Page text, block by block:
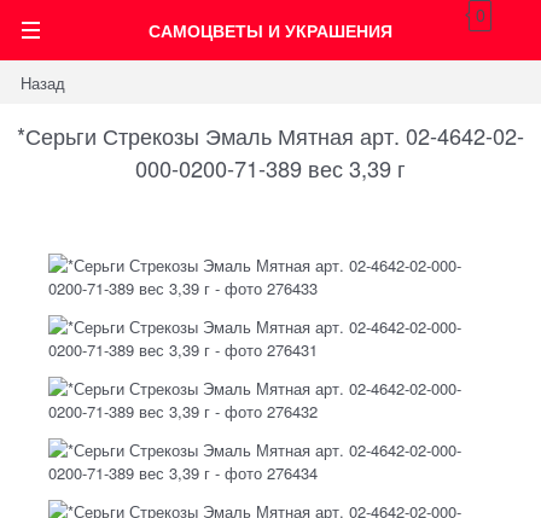
САМОЦВЕТЫ И УКРАШЕНИЯ
0
Назад
*Серьги Стрекозы Эмаль Мятная арт. 02-4642-02-
000-0200-71-389 вес 3,39 г